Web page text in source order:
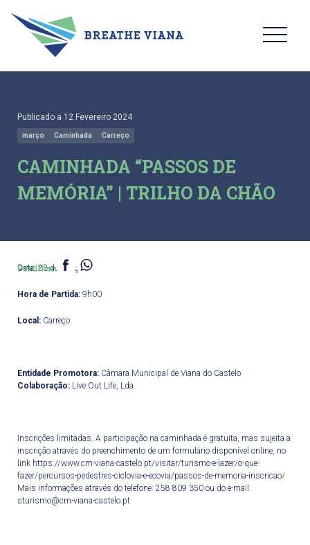
Publicado a 12 Fevereiro 2024
março Caminhada Carreço
CAMINHADA “PASSOS DE
MEMÓRIA” | TRILHO DA CHÃO
Partilhar
Data:23 de março
Hora de Partida: 9h00
Local: Carreço
Entidade Promotora: Câmara Municipal de Viana do Castelo
Colaboração: Live Out Life, Lda.
Inscrições limitadas. A participação na caminhada é gratuita, mas sujeita a
inscrição através do preenchimento de um formulário disponível online, no
link https://www.cm-viana-castelo.pt/visitar/turismo-e-lazer/o-que-
fazer/percursos-pedestres-ciclovia-e-ecovia/passos-de-memoria-inscricao/
Mais informações através do telefone: 258 809 350 ou do e-mail:
sturismo@cm-viana-castelo.pt